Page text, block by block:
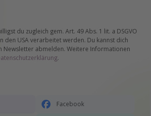
du zugleich gem. Art. 49 Abs. 1 lit. a DSGVO
den USA verarbeitet werden. Du kannst dich
Newsletter abmelden. Weitere Informationen
.
Facebook